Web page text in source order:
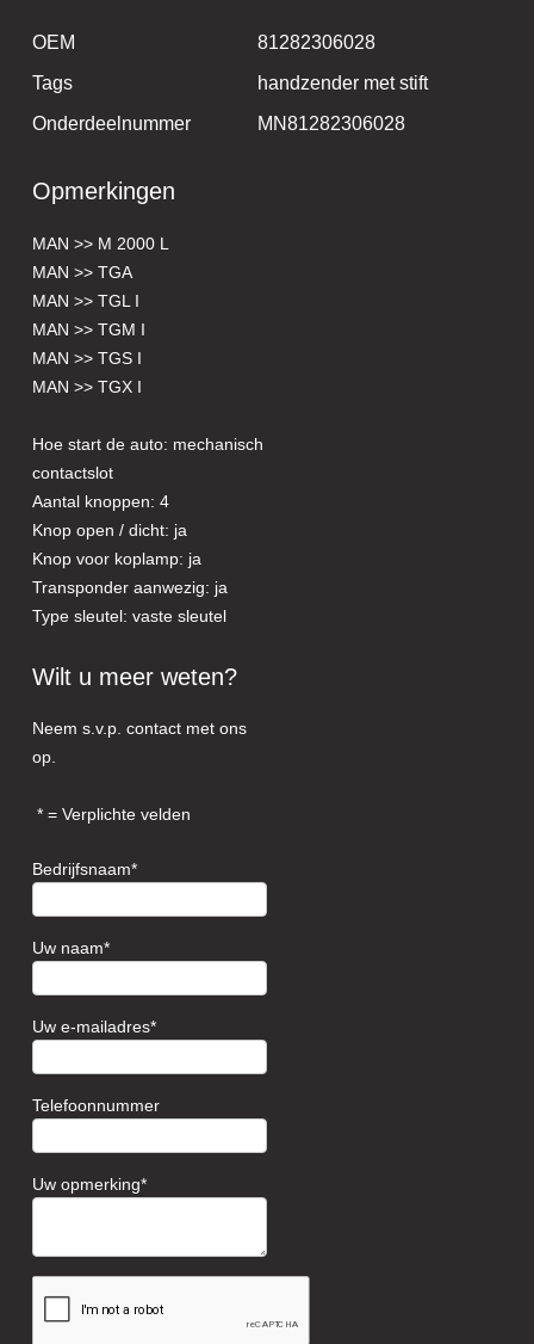
OEM
81282306028
Tags
handzender met stift
Onderdeelnummer
MN81282306028
Opmerkingen
MAN >> M 2000 L
MAN >> TGA
MAN >> TGL I
MAN >> TGM I
MAN >> TGS I
MAN >> TGX I
Hoe start de auto: mechanisch
contactslot
Aantal knoppen: 4
Knop open / dicht: ja
Knop voor koplamp: ja
Transponder aanwezig: ja
Type sleutel: vaste sleutel
Wilt u meer weten?
Neem s.v.p. contact met ons
op.
= Verplichte velden
Bedrijfsnaam
Uw naam
Uw e-mailadres
Telefoonnummer
Uw opmerking